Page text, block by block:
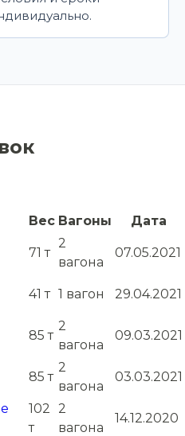
Вес Вагоны
Дата
71 т
2
вагона
07.05.2021
41 т 1 вагон 29.04.2021
85 т
2
вагона
09.03.2021
85 т
2
вагона
03.03.2021
102
т
2
вагона
14.12.2020